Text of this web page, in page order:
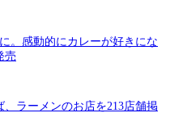
。感動的にカレーが好きにな
売
ラーメンのお店を213店舗掲